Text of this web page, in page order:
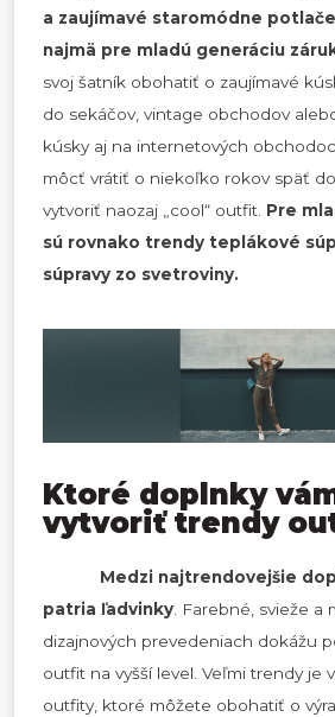
a zaujímavé staromódne
najmä pre mladú generáciu
svoj šatník obohatiť o zaujímavé
do sekáčov, vintage obchodov
kúsky aj na internetových
môcť vrátiť o niekoľko rokov späť
vytvoriť naozaj „cool“ outfit. Pre
sú rovnako trendy teplákové
súpravy zo svetroviny.
Ktoré doplnky
vytvoriť trendy
Medzi najtrendovejšie
patria ľadvinky. Farebné, svieže a
dizajnových prevedeniach dokážu
outfit na vyšší level. Veľmi trendy je
outfity, ktoré môžete obohatiť o